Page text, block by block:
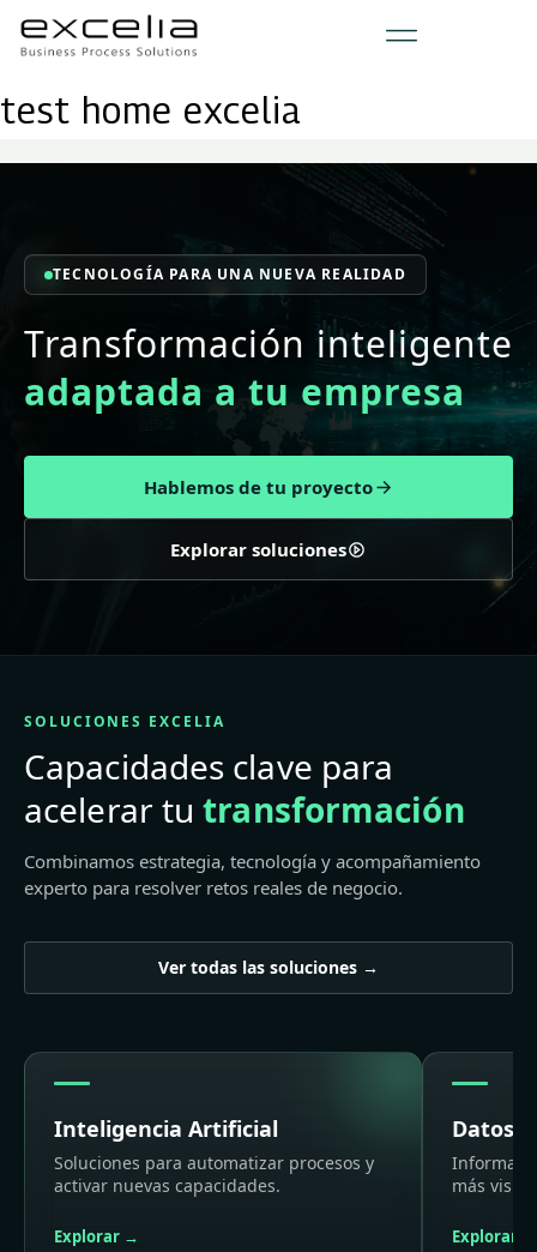
test home excelia
TECNOLOGÍA PARA UNA NUEVA REALIDAD
Transformación inteligente
adaptada a tu empresa
Hablemos de tu proyecto
Explorar soluciones
SOLUCIONES EXCELIA
Capacidades clave para
acelerar tutransformación
Combinamos estrategia, tecnología y acompañamiento
experto para resolver retos reales de negocio.
Ver todas las soluciones →
Inteligencia Artificial
Soluciones para automatizar procesos y
activar nuevas capacidades.
Explorar →
Datos
más
Explorar →